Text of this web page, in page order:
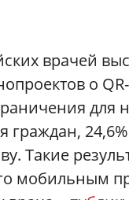
врачей
о
для
граждан,
Такие
мобильным